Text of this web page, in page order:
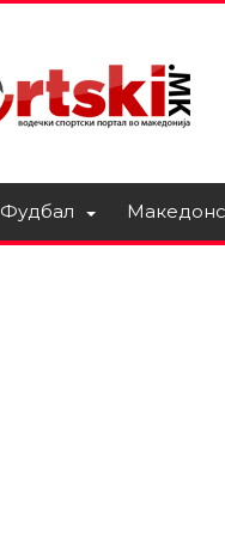
Фудбал